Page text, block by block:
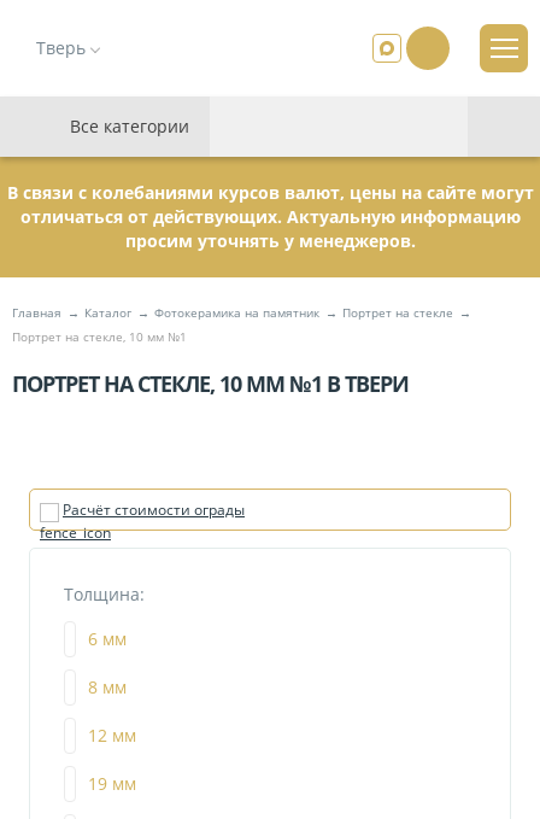
Тверь
Все категории
В связи с колебаниями курсов валют, цены на сайте могут
отличаться от действующих. Актуальную информацию
просим уточнять у менеджеров.
Главная Каталог Фотокерамика на памятник
Портрет на стекле
Портрет на стекле, 10 мм №1
ПОРТРЕТ НА СТЕКЛЕ, 10 ММ №1 В ТВЕРИ
Расчёт стоимости ограды
Толщина:
6 мм
8 мм
12 мм
19 мм